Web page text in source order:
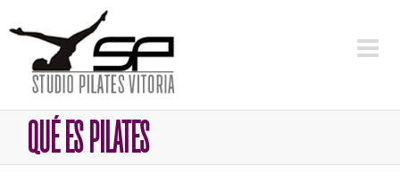
QUÉ ES PILATES